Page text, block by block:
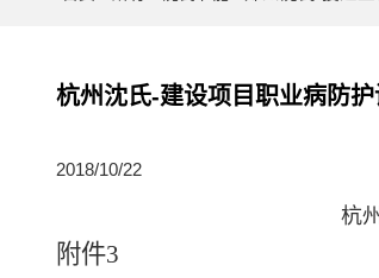
杭州沈氏-建设项目职业病防
2018/10/22
杭
附件3